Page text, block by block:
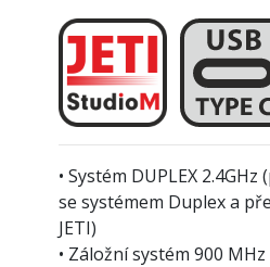
• Systém DUPLEX
se systémem Duplex a
JETI)
• Záložní systém 900